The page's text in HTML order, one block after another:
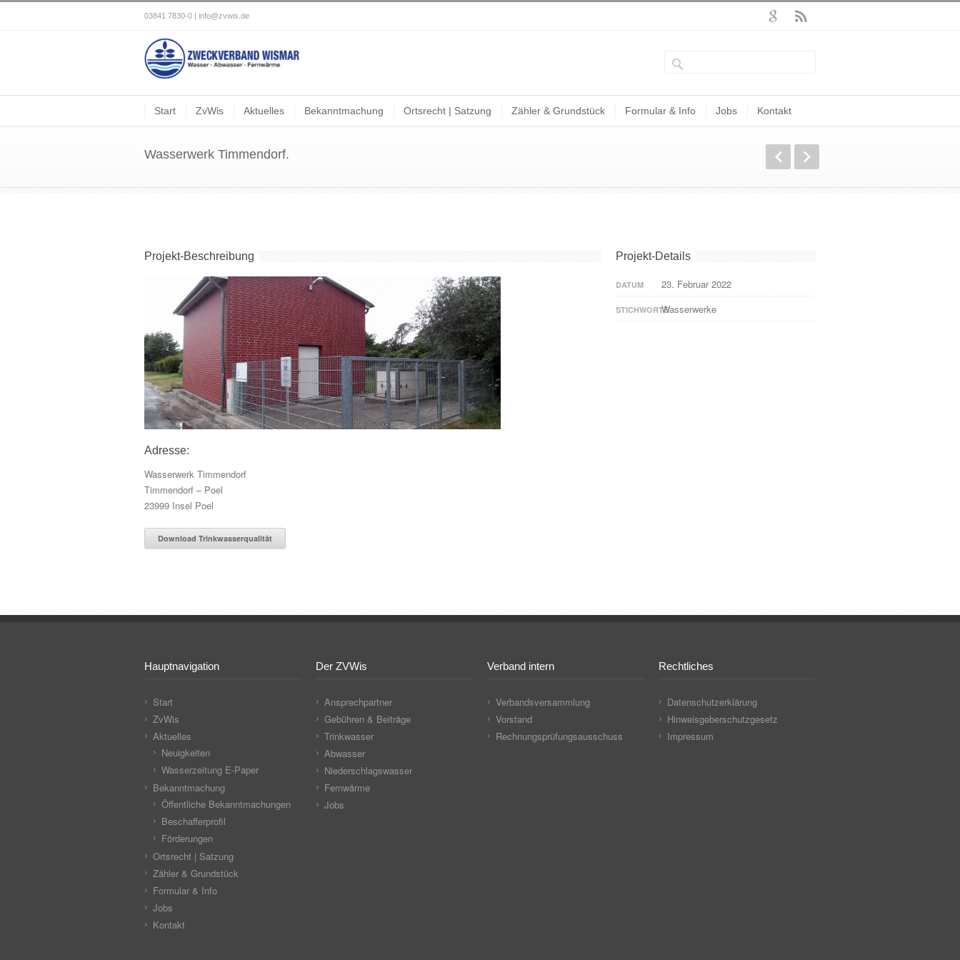
03841 7830-0 | info@zvwis.de
Start ZvWis Aktuelles Bekanntmachung Ortsrecht | Satzung Zähler & Grundstück Formular & Info Jobs Kontakt
Wasserwerk Timmendorf.
Projekt-Beschreibung
Adresse:
Wasserwerk Timmendorf
Timmendorf – Poel
23999 Insel Poel
Download Trinkwasserqualität
Projekt-Details
DATUM 23. Februar 2022
STICHWORTEWasserwerke
Hauptnavigation
Start
ZvWis
Aktuelles
Neuigkeiten
Wasserzeitung E-Paper
Bekanntmachung
Öffentliche Bekanntmachungen
Beschafferprofil
Förderungen
Ortsrecht | Satzung
Zähler & Grundstück
Formular & Info
Jobs
Kontakt
Der ZVWis
Ansprechpartner
Gebühren & Beiträge
Trinkwasser
Abwasser
Niederschlagswasser
Fernwärme
Jobs
Verband intern
Verbandsversammlung
Vorstand
Rechnungsprüfungsausschuss
Rechtliches
Datenschutzerklärung
Hinweisgeberschutzgesetz
Impressum